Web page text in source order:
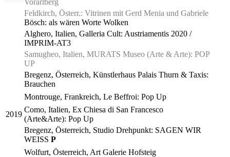
Feldkirch, Österr.: Vitrinen mit Gerd Menia und Gabriele
Bösch: als wären Worte Wolken
Alghero, Italien, Galleria Cult: Austriamentis 2020 /
IMPRIM-AT3
Samugheo, Italien, MURATS Museo (Arte & Arte): POP
UP
Bregenz, Österreich, Künstlerhaus Palais Thurn & Taxis:
Brauchen
Montrouge, Frankreich, Le Beffroi: Pop Up
2019
Como, Italien, Ex Chiesa di San Francesco
(Arte&Arte): Pop Up
Bregenz, Österreich, Studio Drehpunkt: SAGEN WIR
WEISS P
Wolfurt, Österreich, Art Galerie Hofsteig